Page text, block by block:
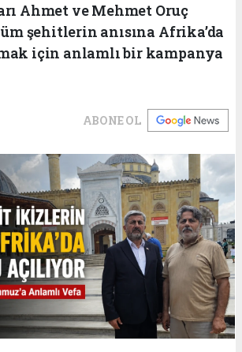
Ahmet ve Mehmet Oruç
şehitlerin anısına Afrika’da
için anlamlı bir kampanya
ABONE OL